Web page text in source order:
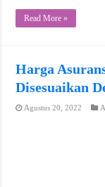
Read More »
Harga
Disesuaikan
Agustus 20, 2022